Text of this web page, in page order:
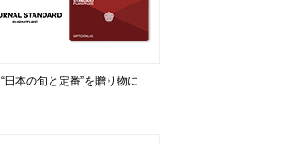
“日本の旬と定番”を贈り物に